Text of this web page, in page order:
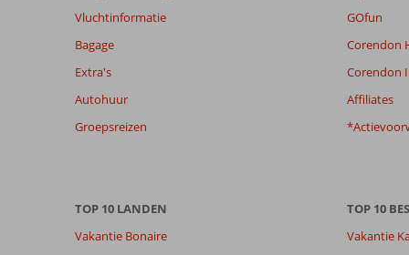
relevantie
van
Meer
beoordelingen.
Vluchtinformatie
Bagage
Extra's
Autohuur
Groepsreizen
GOfun
Corendon
Corendon
Affiliates
TOP 10 LANDEN
Vakantie Bonaire
TOP 10
Vakantie